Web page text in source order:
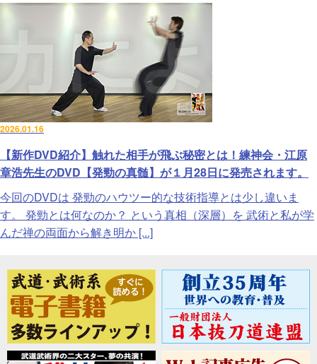
2026.01.16
【新作DVD紹介】触れた相手が飛ぶ秘密とは！練神会・江原
章浩先生のDVD【発勁の真髄】が１月28日に発売されます。
今回のDVDは 発勁のハウツー的な技術指導とは少し違いま
す。 発勁とは何なのか？ という真相（深層）を 武術と私が学
んだ禅の両面から解き明か [...]